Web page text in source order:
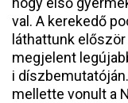
val. A kerekedő
láthattunk
megjelent
i
mellette vonult a